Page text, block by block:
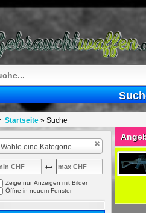
Startseite» Suche
Wähle eine Kategorie
Zeige nur Anzeigen mit Bilder
Öffne in neuem Fenster